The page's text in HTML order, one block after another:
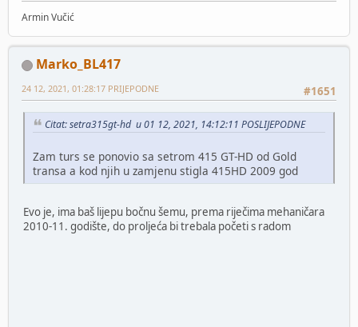
Armin Vučić
Marko_BL417
#1651
24 12, 2021, 01:28:17 PRIJEPODNE
Citat: setra315gt-hd u 01 12, 2021, 14:12:11 POSLIJEPODNE
Zam turs se ponovio sa setrom 415 GT-HD od Gold
transa a kod njih u zamjenu stigla 415HD 2009 god
Evo je, ima baš lijepu bočnu šemu, prema riječima mehaničara
2010-11. godište, do proljeća bi trebala početi s radom